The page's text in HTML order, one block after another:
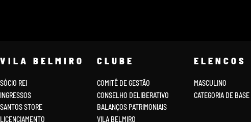
VILA BELMIRO
SÓCIO REI
INGRESSOS
SANTOS STORE
LICENCIAMENTO
CLUBE
COMITÊ DE GESTÃO
CONSELHO DELIBERATIVO
BALANÇOS PATRIMONIAIS
VILA BELMIRO
ELENCOS
MASCULINO
CATEGORIA DE BASE